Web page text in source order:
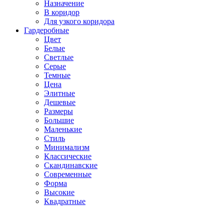
Назначение
В коридор
Для узкого коридора
Гардеробные
Цвет
Белые
Светлые
Серые
Темные
Цена
Элитные
Дешевые
Размеры
Большие
Маленькие
Стиль
Минимализм
Классические
Скандинавские
Современные
Форма
Высокие
Квадратные